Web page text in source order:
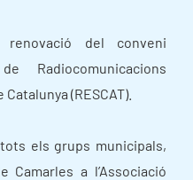
renovació del conveni
Radiocomunicacions
(RESCAT).
els grups municipals,
Camarles a l’Associació